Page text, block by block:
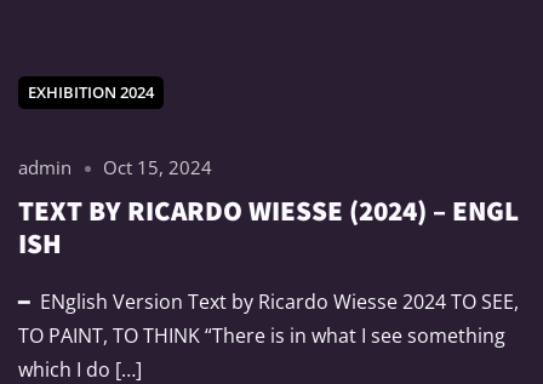
EXHIBITION 2024
admin Oct 15, 2024
TEXT BY RICARDO WIESSE (2024) – ENGL
ISH
━ ENglish Version Text by Ricardo Wiesse 2024 TO SEE,
TO PAINT, TO THINK “There is in what I see something
which I do […]